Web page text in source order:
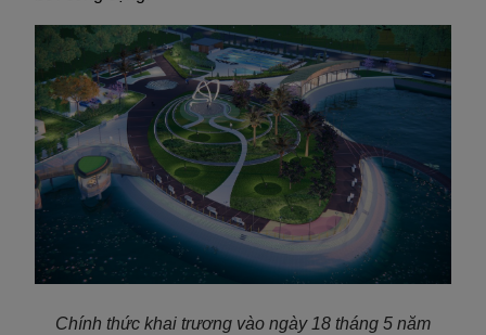
Chính thức khai trương vào ngày 18 tháng 5 năm